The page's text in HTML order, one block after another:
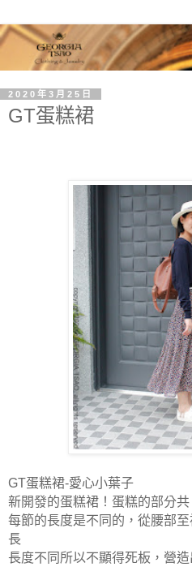
2020年3月25日
GT蛋糕裙
GT蛋糕裙-愛心小葉子
新開發的蛋糕裙！ 蛋糕的部分共
每節的長度是不同的，從腰部
長
長度不同所以不顯得死板，營